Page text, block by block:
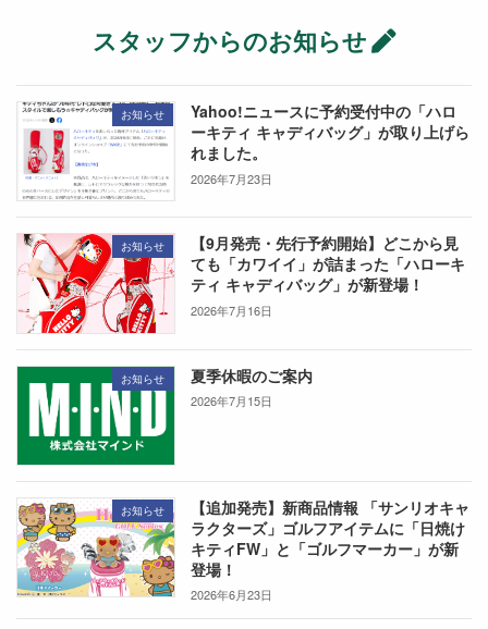
スタッフからのお知らせ
お知らせ
Yahoo!ニュースに予約受付中の「ハロ
ーキティ キャディバッグ」が取り上げら
れました。
2026年7月23日
お知らせ
【9月発売・先行予約開始】どこから見
ても「カワイイ」が詰まった「ハローキ
ティ キャディバッグ」が新登場！
2026年7月16日
お知らせ 夏季休暇のご案内
2026年7月15日
お知らせ
【追加発売】新商品情報 「サンリオキャ
ラクターズ」ゴルフアイテムに「日焼け
キティFW」と「ゴルフマーカー」が新
登場！
2026年6月23日